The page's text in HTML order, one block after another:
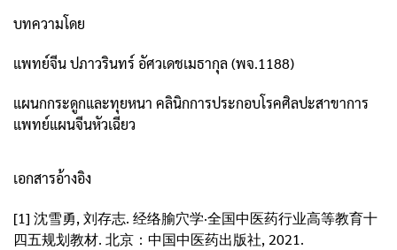
บทความโดย
แพทย์จีน ปภาวรินทร์ อัศวเดชเมธากุล (พจ.1188)
แผนกกระดูกและทุยหนา คลินิกการประกอบโรคศิลปะสาขาการ
แพทย์แผนจีนหัวเฉียว
เอกสารอ้างอิง
[1] 沈雪勇, 刘存志. 经络腧穴学·全国中医药行业高等教育十
四五规划教材. 北京：中国中医药出版社, 2021.